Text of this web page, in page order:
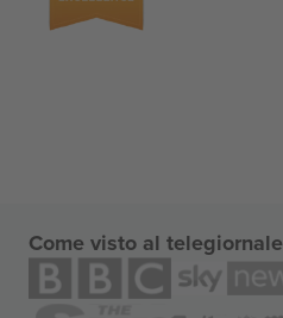
Come visto al telegiornale